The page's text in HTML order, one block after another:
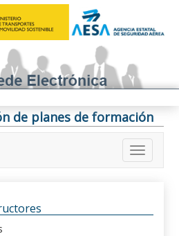
de planes de formación